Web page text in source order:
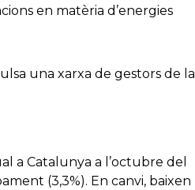
en matèria d’energies
una xarxa de gestors de la
a Catalunya a l’octubre del
(3,3%). En canvi, baixen